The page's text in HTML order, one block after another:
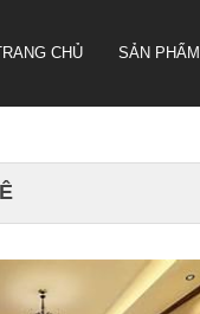
CHỦ SẢN PHẨM
THÂN TRUEN HÀN